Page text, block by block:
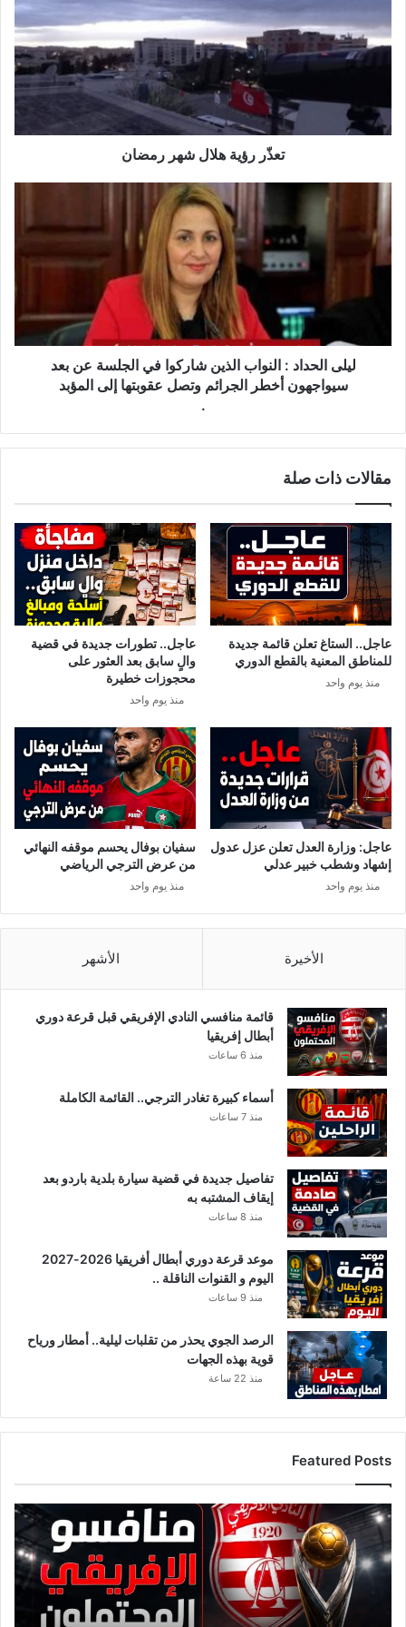
شهر
رمضان
تعذّر رؤية هلال شهر رمضان
الحداد
النواب
الذين
عن
سيواجهون
وتصل
إلى
ليلى الحداد : النواب الذين شاركوا في الجلسة عن بعد
سيواجهون أخطر الجرائم وتصل عقوبتها إلى المؤبد
.
مقالات ذات صلة
عاجل.. الستاغ تعلن قائمة جديدة
للمناطق المعنية بالقطع الدوري
منذ يوم واحد
عاجل.. تطورات جديدة في قضية
والٍ سابق بعد العثور على
محجوزات خطيرة
منذ يوم واحد
عاجل: وزارة العدل تعلن عزل عدول
إشهاد وشطب خبير عدلي
منذ يوم واحد
سفيان بوفال يحسم موقفه النهائي
من عرض الترجي الرياضي
منذ يوم واحد
الأخيرة الأشهر
قائمة منافسي النادي الإفريقي قبل قرعة دوري
أبطال إفريقيا
منذ 6 ساعات
أسماء كبيرة تغادر الترجي.. القائمة الكاملة
منذ 7 ساعات
تفاصيل جديدة في قضية سيارة بلدية باردو بعد
إيقاف المشتبه به
منذ 8 ساعات
موعد قرعة دوري أبطال أفريقيا 2026-2027
اليوم و القنوات الناقلة ..
منذ 9 ساعات
الرصد الجوي يحذر من تقلبات ليلية.. أمطار ورياح
قوية بهذه الجهات
منذ 22 ساعة
Featured Posts
قائمة
منافسي
النادي
الإفريقي